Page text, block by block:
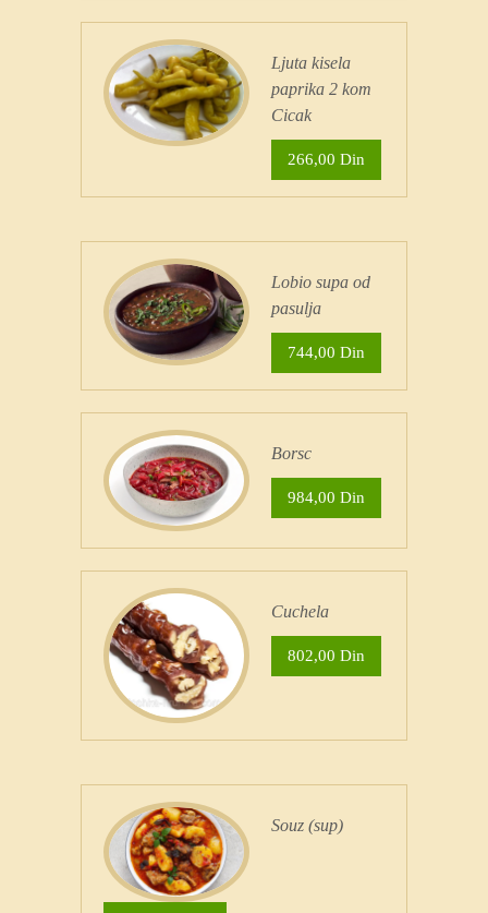
Ljuta kisela
paprika 2 kom
Cicak
266,00 Din
Lobio supa od
pasulja
744,00 Din
Borsc
984,00 Din
Cuchela
802,00 Din
Souz (sup)